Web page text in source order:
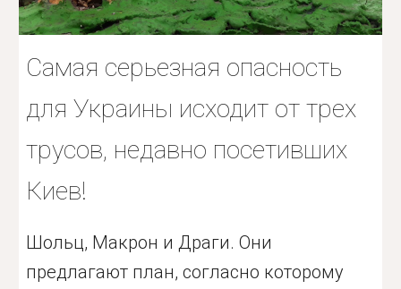
Самая серьезная опасность
для Украины исходит от трех
трусов, недавно посетивших
Киев!
Шольц, Макрон и Драги. Они
предлагают план, согласно которому